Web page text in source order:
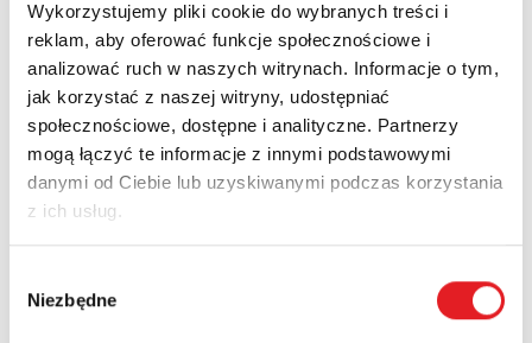
Wykorzystujemy pliki cookie do wybranych treści i
reklam, aby oferować funkcje społecznościowe i
analizować ruch w naszych witrynach. Informacje o tym,
jak korzystać z naszej witryny, udostępniać
społecznościowe, dostępne i analityczne. Partnerzy
mogą łączyć te informacje z innymi podstawowymi
danymi od Ciebie lub uzyskiwanymi podczas korzystania
z ich usług.
zgody
Niezbędne
Zapytaj o szczegóły oferty
Imię i nazwisko: *
Adres e-mail: *